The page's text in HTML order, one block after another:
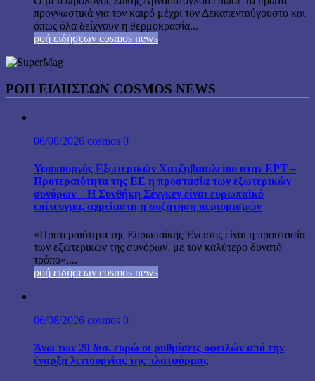
προγνωστικά για τον καιρό μέχρι τον Δεκαπενταύγουστο και
όπως όλα δείχνουν η θερμοκρασία...
ροή ειδήσεων cosmos news
ΡΟΉ ΕΙΔΉΣΕΩΝ COSMOS NEWS
06/08/2026 cosmos 0
Υφυπουργός Εξωτερικών Χατζηβασιλείου στην ΕΡΤ –
Προτεραιότητα της ΕΕ η προστασία των εξωτερικών
συνόρων – Η Συνθήκη Σένγκεν είναι ευρωπαϊκό
επίτευγμα, αχρείαστη η συζήτηση περιορισμών
«Προτεραιότητα της Ευρωπαϊκής Ένωσης είναι η προστασία
των εξωτερικών της συνόρων, με τον καλύτερο δυνατό
τρόπο»,...
ροή ειδήσεων cosmos news
06/08/2026 cosmos 0
Άνω των 20 δισ. ευρώ οι ρυθμίσεις οφειλών από την
έναρξη λειτουργίας της πλατφόρμας